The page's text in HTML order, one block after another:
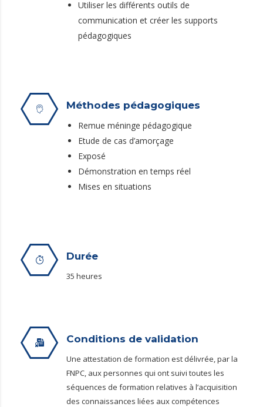
Utiliser les différents outils de
communication et créer les supports
pédagogiques
Méthodes pédagogiques
Remue méninge pédagogique
Etude de cas d’amorçage
Exposé
Démonstration en temps réel
Mises en situations
Durée
35 heures
Conditions de validation
Une attestation de formation est délivrée, par la
FNPC, aux personnes qui ont suivi toutes les
séquences de formation relatives à l’acquisition
des connaissances liées aux compétences